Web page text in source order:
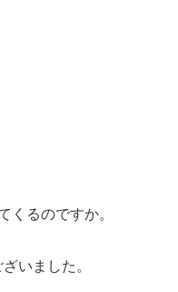
くるのですか。
いました。